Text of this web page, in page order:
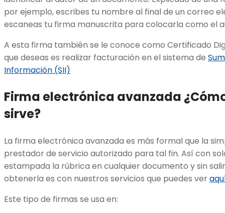
por ejemplo, escribes tu nombre al final de un correo
escaneas tu firma manuscrita para colocarla como el
A esta firma también se le conoce como Certificado
que deseas es realizar facturación en el sistema de
Información (SII)
Firma electrónica avanzada
sirve?
La firma electrónica avanzada es más formal que la
prestador de servicio autorizado para tal fin. Así con
estampada la rúbrica en cualquier documento y sin
obtenerla es con nuestros servicios que puedes ver
Este tipo de firmas se usa en: